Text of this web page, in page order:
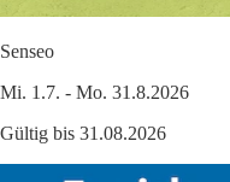
Senseo
Mi. 1.7. - Mo. 31.8.2026
Gültig bis 31.08.2026